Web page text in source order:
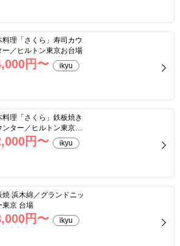
料理「さくら」寿司カウ
ー／ヒルトン東京お台場
円〜 ikyu
料理「さくら」鉄板焼き
ンター／ヒルトン東京お
円〜 ikyu
焼 浜木綿／グランドニッ
東京 台場
円〜 ikyu